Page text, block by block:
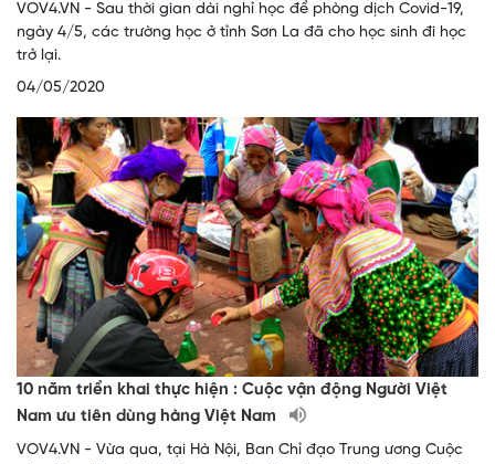
VOV4.VN - Sau thời gian dài nghỉ học để phòng dịch Covid-19,
ngày 4/5, các trường học ở tỉnh Sơn La đã cho học sinh đi học
trở lại.
04/05/2020
10 năm triển khai thực hiện : Cuộc vận động Người Việt
Nam ưu tiên dùng hàng Việt Nam
VOV4.VN - Vừa qua, tại Hà Nội, Ban Chỉ đạo Trung ương Cuộc